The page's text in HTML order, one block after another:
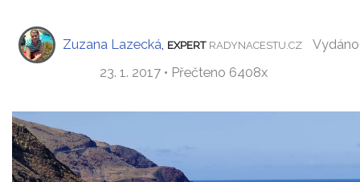
Zuzana Lazecká EXPERT RADYNACESTU.CZ
Vydáno
23. 1. 2017 • Přečteno 6408x